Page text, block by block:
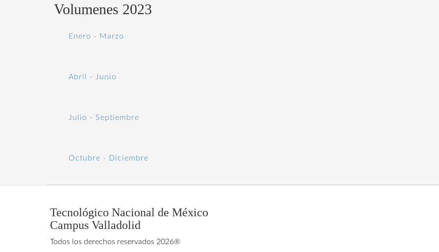
Volumenes 2023
Enero - Marzo
Abril - Junio
Julio - Septiembre
Octubre - Diciembre
Tecnológico Nacional de México
Campus Valladolid
Todos los derechos reservados 2026®